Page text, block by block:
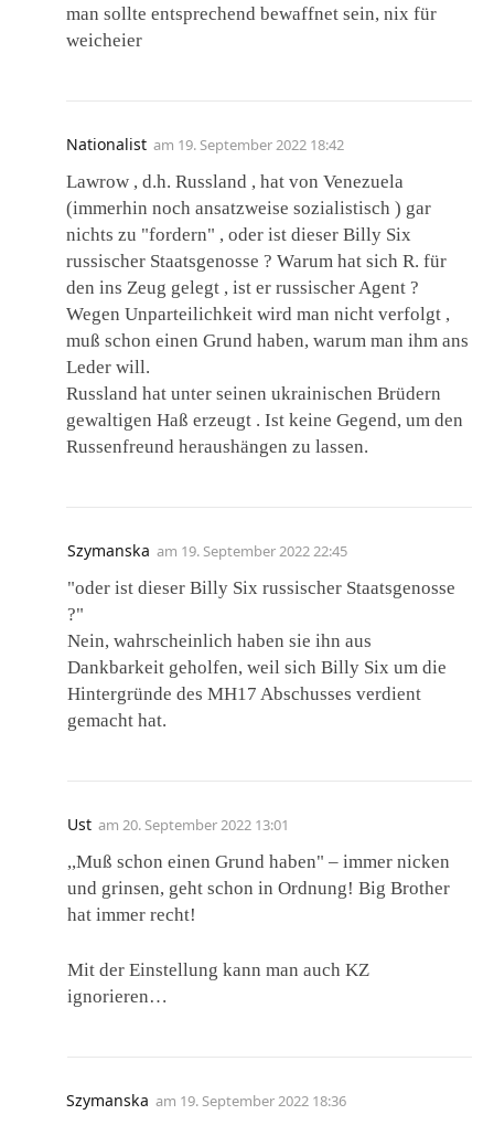
man sollte entsprechend bewaffnet sein, nix für
weicheier
Nationalist am 19. September 2022 18:42
Lawrow , d.h. Russland , hat von Venezuela
(immerhin noch ansatzweise sozialistisch ) gar
nichts zu "fordern" , oder ist dieser Billy Six
russischer Staatsgenosse ? Warum hat sich R. für
den ins Zeug gelegt , ist er russischer Agent ?
Wegen Unparteilichkeit wird man nicht verfolgt ,
muß schon einen Grund haben, warum man ihm ans
Leder will.
Russland hat unter seinen ukrainischen Brüdern
gewaltigen Haß erzeugt . Ist keine Gegend, um den
Russenfreund heraushängen zu lassen.
Szymanska am 19. September 2022 22:45
"oder ist dieser Billy Six russischer Staatsgenosse
?"
Nein, wahrscheinlich haben sie ihn aus
Dankbarkeit geholfen, weil sich Billy Six um die
Hintergründe des MH17 Abschusses verdient
gemacht hat.
Ust am 20. September 2022 13:01
,,Muß schon einen Grund haben" – immer nicken
und grinsen, geht schon in Ordnung! Big Brother
hat immer recht!
Mit der Einstellung kann man auch KZ
ignorieren…
Szymanska am 19. September 2022 18:36